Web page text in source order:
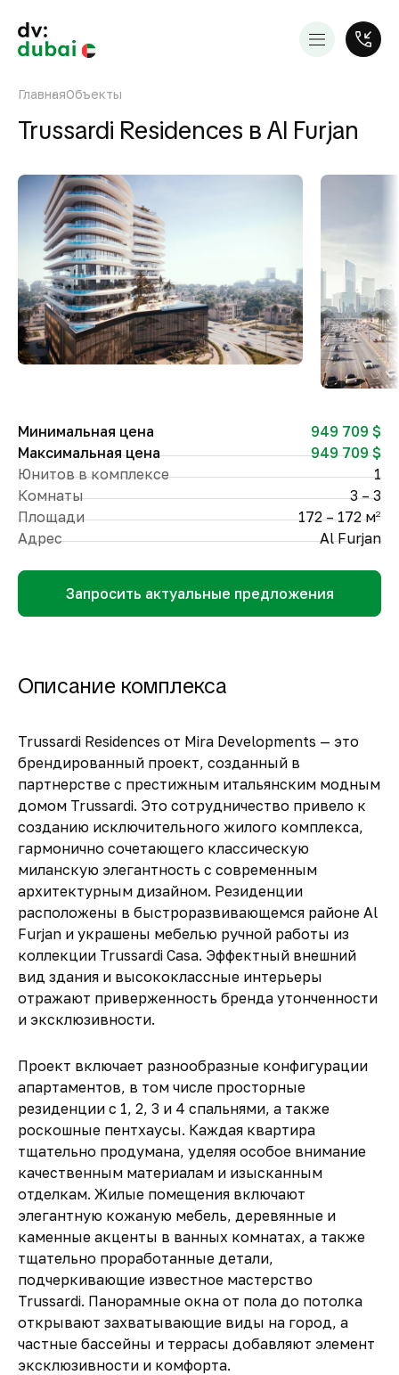
ГлавнаяОбъекты
Trussardi Residences в Al Furjan
Минимальная цена
949 709 $
Максимальная цена
949 709 $
Юнитов в комплексе
1
Комнаты
3 – 3
Площади
172 – 172 м2
Адрес Al Furjan
Запросить актуальные предложения
Описание комплекса
Trussardi Residences от Mira Developments — это
брендированный проект, созданный в
партнерстве с престижным итальянским модным
домом Trussardi. Это сотрудничество привело к
созданию исключительного жилого комплекса,
гармонично сочетающего классическую
миланскую элегантность с современным
архитектурным дизайном. Резиденции
расположены в быстроразвивающемся районе Al
Furjan и украшены мебелью ручной работы из
коллекции Trussardi Casa. Эффектный внешний
вид здания и высококлассные интерьеры
отражают приверженность бренда утонченности
и эксклюзивности.
Проект включает разнообразные конфигурации
апартаментов, в том числе просторные
резиденции с 1, 2, 3 и 4 спальнями, а также
роскошные пентхаусы. Каждая квартира
тщательно продумана, уделяя особое внимание
качественным материалам и изысканным
отделкам. Жилые помещения включают
элегантную кожаную мебель, деревянные и
каменные акценты в ванных комнатах, а также
тщательно проработанные детали,
подчеркивающие известное мастерство
Trussardi. Панорамные окна от пола до потолка
открывают захватывающие виды на город, а
частные бассейны и террасы добавляют элемент
эксклюзивности и комфорта.